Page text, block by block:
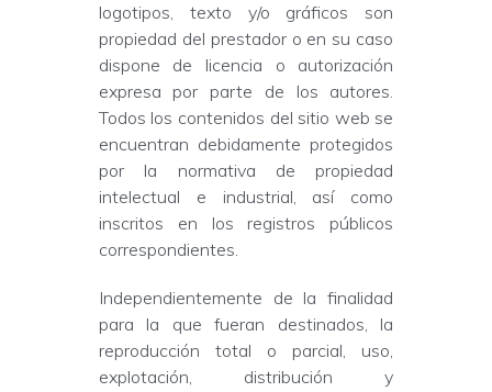
logotipos, texto y/o gráficos son
propiedad del prestador o en su caso
dispone de licencia o autorización
expresa por parte de los autores.
Todos los contenidos del sitio web se
encuentran debidamente protegidos
por la normativa de propiedad
intelectual e industrial, así como
inscritos en los registros públicos
correspondientes.
Independientemente de la finalidad
para la que fueran destinados, la
reproducción total o parcial, uso,
explotación, distribución y